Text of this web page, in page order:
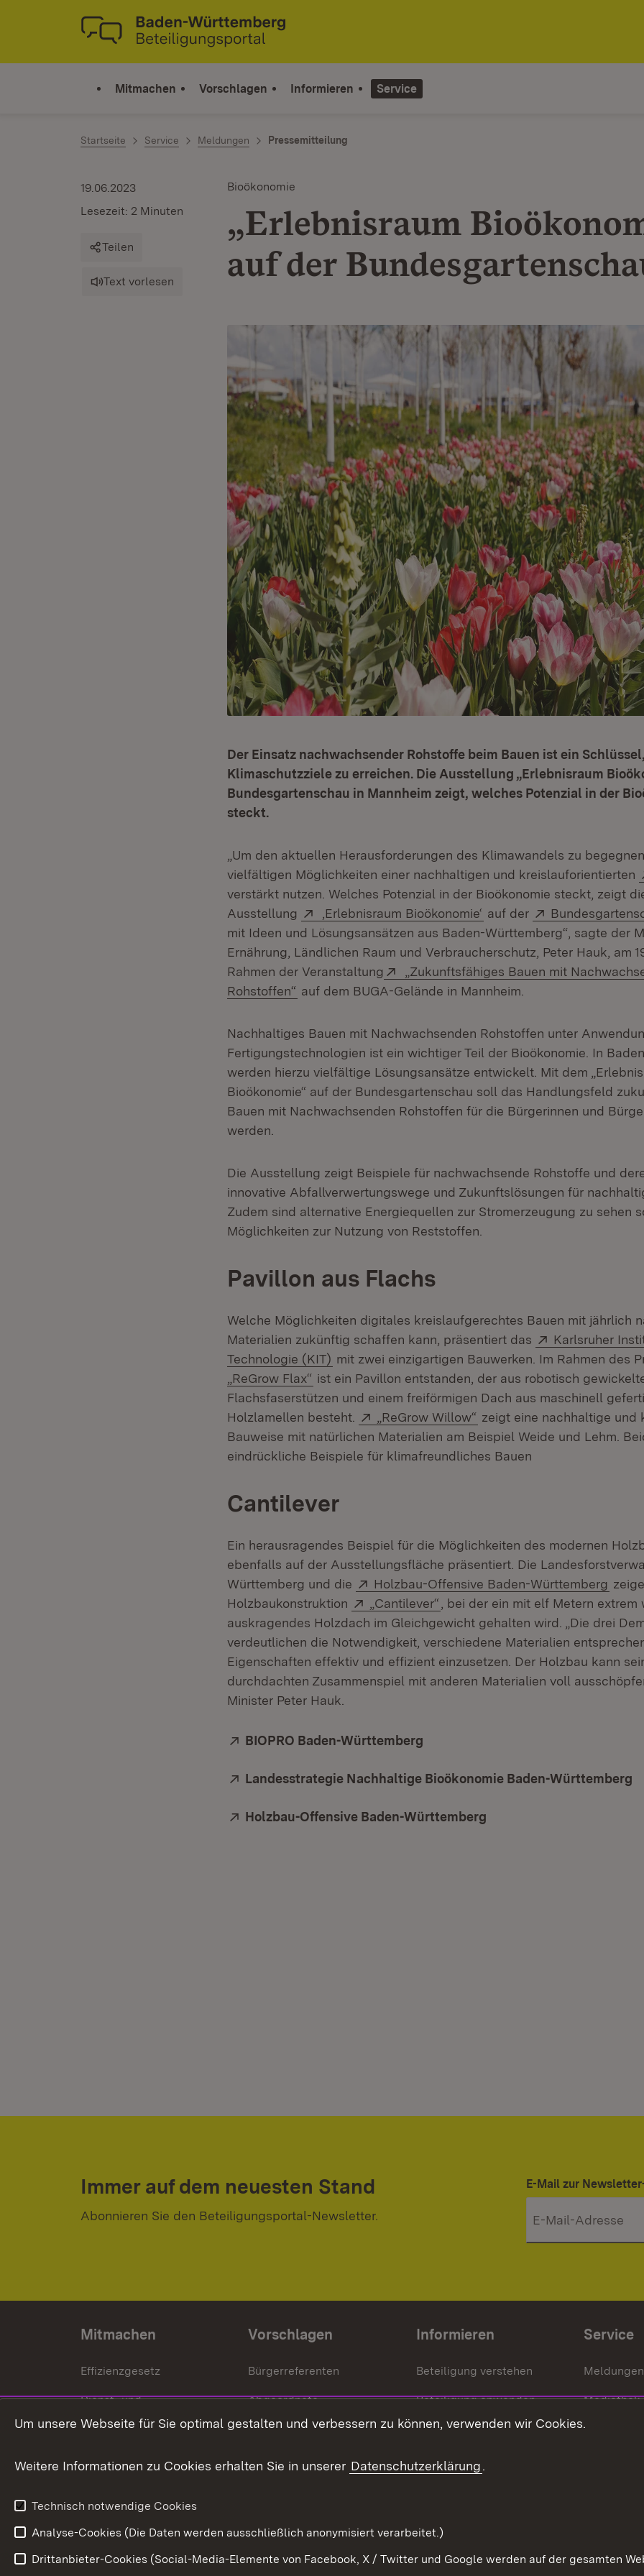
Zum Inhalt springen
Link zur Startseite
Mitmachen Vorschlagen Informieren Service
Startseite Service Meldungen Pressemitteilung
Bioökonomie
„Erlebnisraum
auf der
19.06.2023
Lesezeit: 2 Minuten
Teilen
Text vorlesen
Der Einsatz nachwachsender Rohstoffe beim Bauen ist ein
Klimaschutzziele zu erreichen. Die Ausstellung „Erlebnisraum
Bundesgartenschau in Mannheim zeigt, welches Potenzial in der
steckt.
„Um den aktuellen Herausforderungen des Klimawandels zu
vielfältigen Möglichkeiten einer nachhaltigen und kreislauforientierten
verstärkt nutzen. Welches Potenzial in der Bioökonomie steckt, zeigt
Ausstellung
Extern:
‚Erlebnisraum Bioökonomie‘ (Öffnet in neuem Fenster)
auf der Extern:
mit Ideen und Lösungsansätzen aus Baden-Württemberg“, sagte der
Ernährung, Ländlichen Raum und Verbraucherschutz, Peter Hauk, am
Rahmen der Veranstaltung
Extern:
„Zukunftsfähiges Bauen mit
Rohstoffen“ (Öffnet in neuem Fenster)
auf dem BUGA-Gelände in Mannheim.
Nachhaltiges Bauen mit Nachwachsenden Rohstoffen unter
Fertigungstechnologien ist ein wichtiger Teil der Bioökonomie. In
werden hierzu vielfältige Lösungsansätze entwickelt. Mit dem
Bioökonomie“ auf der Bundesgartenschau soll das Handlungsfeld
Bauen mit Nachwachsenden Rohstoffen für die Bürgerinnen und
werden.
Die Ausstellung zeigt Beispiele für nachwachsende Rohstoffe und
innovative Abfallverwertungswege und Zukunftslösungen für
Zudem sind alternative Energiequellen zur Stromerzeugung zu sehen
Möglichkeiten zur Nutzung von Reststoffen.
Pavillon aus Flachs
Welche Möglichkeiten digitales kreislaufgerechtes Bauen mit jährlich
Materialien zukünftig schaffen kann, präsentiert das
Extern:
Karlsruher
Technologie (KIT) (Öffnet in neuem Fenster)
mit zwei einzigartigen Bauwerken. Im Rahmen des
„ReGrow Flax“ (Öffnet in neuem Fenster)
ist ein Pavillon entstanden, der aus robotisch
Flachsfaserstützen und einem freiförmigen Dach aus maschinell
Holzlamellen besteht.
Extern:
„ReGrow Willow“ (Öffnet in neuem Fenster)
zeigt eine nachhaltige und
Bauweise mit natürlichen Materialien am Beispiel Weide und Lehm.
eindrückliche Beispiele für klimafreundliches Bauen
Cantilever
Ein herausragendes Beispiel für die Möglichkeiten des modernen
ebenfalls auf der Ausstellungsfläche präsentiert. Die
Württemberg und die
Extern:
Holzbau-Offensive Baden-Württemberg
Holzbaukonstruktion
Extern:
„Cantilever“ (Öffnet in neuem Fenster)
, bei der ein mit elf Metern extrem
auskragendes Holzdach im Gleichgewicht gehalten wird. „Die drei
verdeutlichen die Notwendigkeit, verschiedene Materialien
Eigenschaften effektiv und effizient einzusetzen. Der Holzbau kann
durchdachten Zusammenspiel mit anderen Materialien voll
Minister Peter Hauk.
Extern:
BIOPRO Baden-Württemberg
Extern:
Landesstrategie Nachhaltige Bioökonomie Baden-Württemberg
Extern:
Holzbau-Offensive Baden-Württemberg
Immer auf dem neuesten Stand
Abonnieren Sie den Beteiligungsportal-Newsletter.
E-Mail zur
Mitmachen
Effizienzgesetz
Dienst- und
Versorgungsbezüge
Weitere
Vorschlagen
Bürgerreferenten
Abgeordnete
Bürgerbeauftragte
Informieren
Beteiligung verstehen
Beteiligung anwenden
Beteiligung stärken
Service
Meldungen
Mediathek
Um unsere Webseite für Sie optimal gestalten und verbessern zu können, verwenden wir Cookies.
Weitere Informationen zu Cookies erhalten Sie in unserer Datenschutzerklärung.
Technisch notwendige Cookies
Analyse-Cookies (Die Daten werden ausschließlich anonymisiert verarbeitet.)
Drittanbieter-Cookies (Social-Media-Elemente von Facebook, X / Twitter und Google werden auf der gesamten